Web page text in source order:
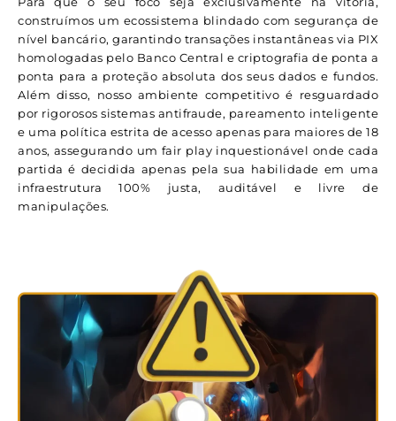
construímos um ecossistema blindado com segurança de
nível bancário, garantindo transações instantâneas via PIX
homologadas pelo Banco Central e criptografia de ponta a
ponta para a proteção absoluta dos seus dados e fundos.
Além disso, nosso ambiente competitivo é resguardado
por rigorosos sistemas antifraude, pareamento inteligente
e uma política estrita de acesso apenas para maiores de 18
anos, assegurando um fair play inquestionável onde cada
partida é decidida apenas pela sua habilidade em uma
infraestrutura 100% justa, auditável e livre de
manipulações.